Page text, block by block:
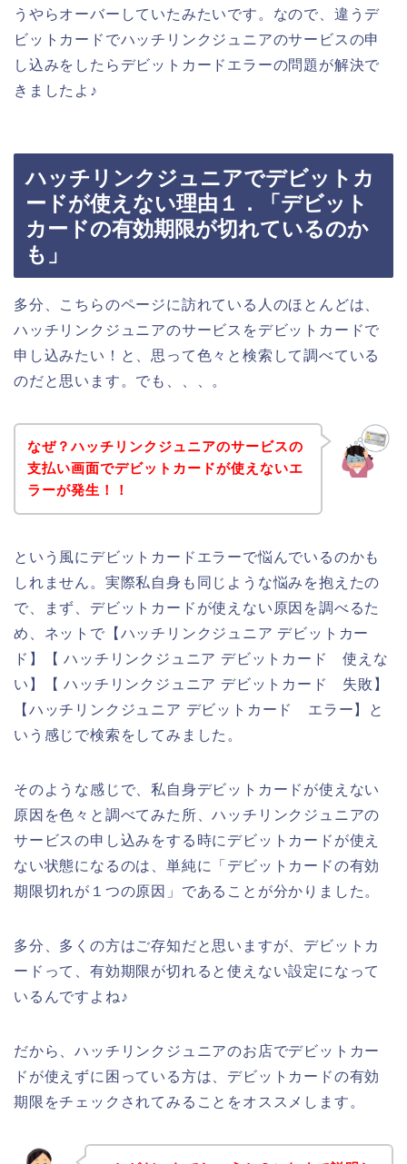
うやらオーバーしていたみたいです。なので、違うデ
ビットカードでハッチリンクジュニアのサービスの申
し込みをしたらデビットカードエラーの問題が解決で
きましたよ♪
ハッチリンクジュニアでデビットカ
ードが使えない理由１．「デビット
カードの有効期限が切れているのか
も」
多分、こちらのページに訪れている人のほとんどは、
ハッチリンクジュニアのサービスをデビットカードで
申し込みたい！と、思って色々と検索して調べている
のだと思います。でも、、、。
なぜ？ハッチリンクジュニアのサービスの
支払い画面でデビットカードが使えないエ
ラーが発生！！
という風にデビットカードエラーで悩んでいるのかも
しれません。実際私自身も同じような悩みを抱えたの
で、まず、デビットカードが使えない原因を調べるた
め、ネットで【ハッチリンクジュニア デビットカー
ド】【 ハッチリンクジュニア デビットカード 使えな
い】【 ハッチリンクジュニア デビットカード 失敗】
【ハッチリンクジュニア デビットカード エラー】と
いう感じで検索をしてみました。
そのような感じで、私自身デビットカードが使えない
原因を色々と調べてみた所、ハッチリンクジュニアの
サービスの申し込みをする時にデビットカードが使え
ない状態になるのは、単純に「デビットカードの有効
期限切れが１つの原因」であることが分かりました。
多分、多くの方はご存知だと思いますが、デビットカ
ードって、有効期限が切れると使えない設定になって
いるんですよね♪
だから、ハッチリンクジュニアのお店でデビットカー
ドが使えずに困っている方は、デビットカードの有効
期限をチェックされてみることをオススメします。